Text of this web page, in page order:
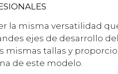
la misma versatilidad
ejes de desarrollo
mismas tallas y
de este modelo.